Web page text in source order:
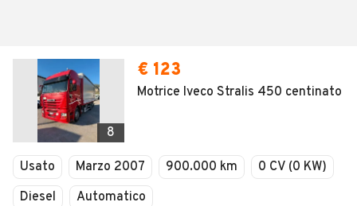
8
€ 123
Motrice Iveco Stralis 450 centinato
Usato Marzo 2007 900.000 km
0 CV (0 KW)
Diesel
Automatico